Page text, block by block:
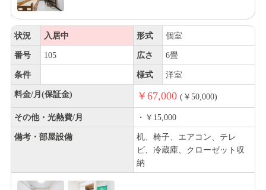
状況 入居中 形式 個室
番号 105 広さ 6畳
条件 様式 洋室
料金/月(保証金) ￥67,000 (￥50,000)
その他・光熱費/月 ・￥15,000
備考・部屋設備
机、椅子、エアコン、テレ
ビ、冷蔵庫、クローゼット収
納